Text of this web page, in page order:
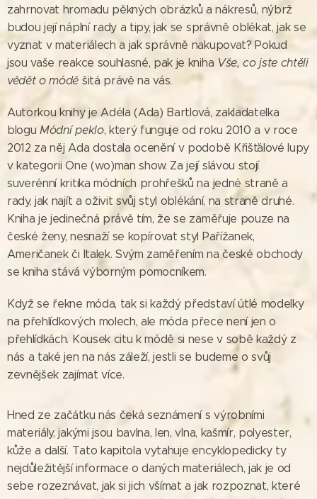
zahrnovat hromadu pěkných obrázků a nákresů, nýbrž
budou její náplní rady a tipy, jak se správně oblékat, jak se
vyznat v materiálech a jak správně nakupovat? Pokud
jsou vaše reakce souhlasné, pak je kniha Vše, co jste chtěli
vědět o módě šitá právě na vás.
Autorkou knihy je Adéla (Ada) Bartlová, zakladatelka
bloguMódní peklo, který funguje od roku 2010 a v roce
2012 za něj Ada dostala ocenění v podobě Křišťálové lupy
v kategorii One (wo)man show. Za její slávou stojí
suverénní kritika módních prohřešků na jedné straně a
rady, jak najít a oživit svůj styl oblékání, na straně druhé.
Kniha je jedinečná právě tím, že se zaměřuje pouze na
české ženy, nesnaží se kopírovat styl Pařížanek,
Američanek či Italek. Svým zaměřením na české obchody
se kniha stává výborným pomocníkem.
Když se řekne móda, tak si každý představí útlé modelky
na přehlídkových molech, ale móda přece není jen o
přehlídkách. Kousek citu k módě si nese v sobě každý z
nás a také jen na nás záleží, jestli se budeme o svůj
zevnějšek zajímat více.
Hned ze začátku nás čeká seznámení s výrobními
materiály, jakými jsou bavlna, len, vlna, kašmír, polyester,
kůže a další. Tato kapitola vytahuje encyklopedicky ty
nejdůležitější informace o daných materiálech, jak je od
sebe rozeznávat, jak si jich všímat a jak rozpoznat, které